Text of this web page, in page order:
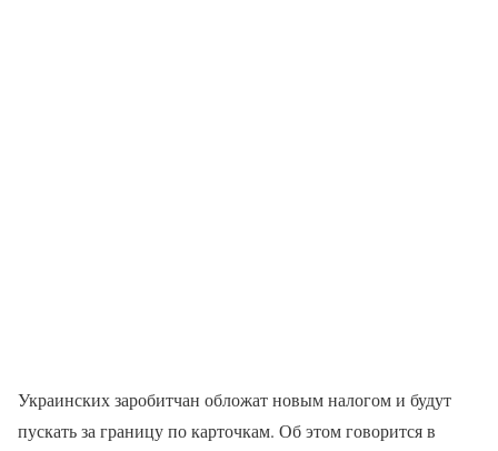
Украинских заробитчан обложат новым налогом и будут
пускать за границу по карточкам. Об этом говорится в